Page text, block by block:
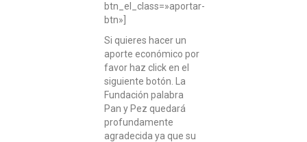
btn_el_class=»aportar-
btn»]
Si quieres hacer un
aporte económico por
favor haz click en el
siguiente botón. La
Fundación palabra
Pan y Pez quedará
profundamente
agradecida ya que su